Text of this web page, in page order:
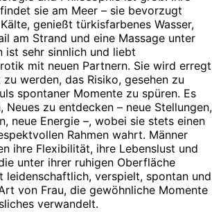
sie am Meer – sie bevorzugt
genießt türkisfarbenes Wasser,
am Strand und eine Massage unter
ist sehr sinnlich und liebt
mit neuen Partnern. Sie wird erregt
werden, das Risiko, gesehen zu
spontaner Momente zu spüren. Es
Neues zu entdecken – neue Stellungen,
neue Energie –, wobei sie stets einen
Rahmen wahrt. Männer
ihre Flexibilität, ihre Lebenslust und
unter ihrer ruhigen Oberfläche
leidenschaftlich, verspielt, spontan und
von Frau, die gewöhnliche Momente
verwandelt.